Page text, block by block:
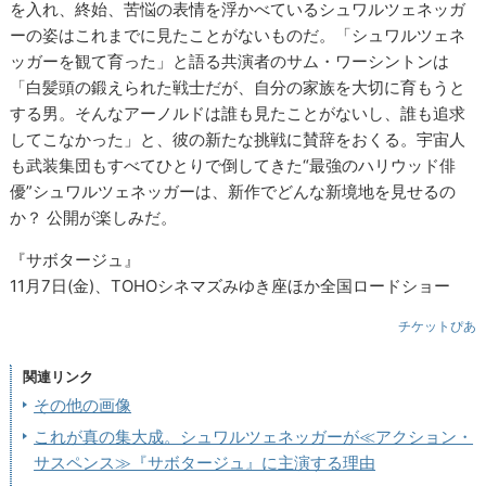
を入れ、終始、苦悩の表情を浮かべているシュワルツェネッガ
ーの姿はこれまでに見たことがないものだ。「シュワルツェネ
ッガーを観て育った」と語る共演者のサム・ワーシントンは
「白髪頭の鍛えられた戦士だが、自分の家族を大切に育もうと
する男。そんなアーノルドは誰も見たことがないし、誰も追求
してこなかった」と、彼の新たな挑戦に賛辞をおくる。宇宙人
も武装集団もすべてひとりで倒してきた“最強のハリウッド俳
優”シュワルツェネッガーは、新作でどんな新境地を見せるの
か？ 公開が楽しみだ。
『サボタージュ』
11月7日(金)、TOHOシネマズみゆき座ほか全国ロードショー
チケットぴあ
関連リンク
その他の画像
これが真の集大成。シュワルツェネッガーが≪アクション・
サスペンス≫『サボタージュ』に主演する理由